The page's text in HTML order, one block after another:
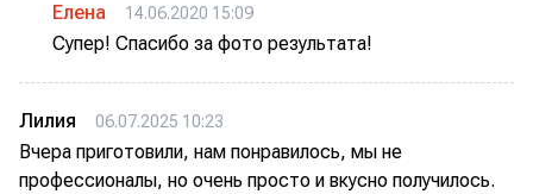
Елена 14.06.2020 15:09
Супер! Спасибо за фото результата!
Лилия 06.07.2025 10:23
Вчера приготовили, нам понравилось, мы не
профессионалы, но очень просто и вкусно получилось.